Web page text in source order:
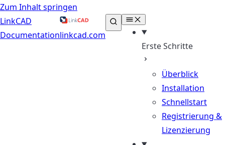
Zum Inhalt springen
LinkCAD
Documentationlinkcad.com
Erste Schritte
Überblick
Installation
Schnellstart
Registrierung &
Lizenzierung